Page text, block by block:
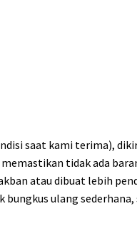
saat kami terima),
tidak ada
atau dibuat lebih
bungkus ulang